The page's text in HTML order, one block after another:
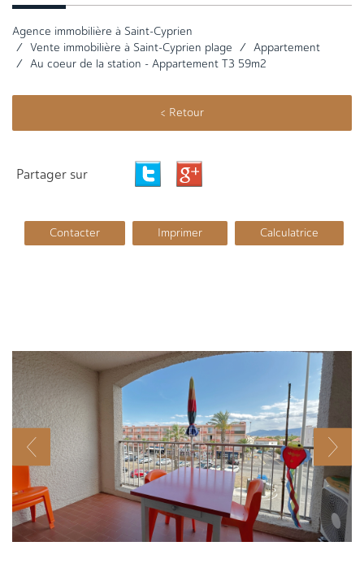
Agence immobilière à Saint-Cyprien
Vente immobilière à Saint-Cyprien plage
Appartement
Au coeur de la station - Appartement T3 59m2
< Retour
Partager sur
Contacter Imprimer Calculatrice